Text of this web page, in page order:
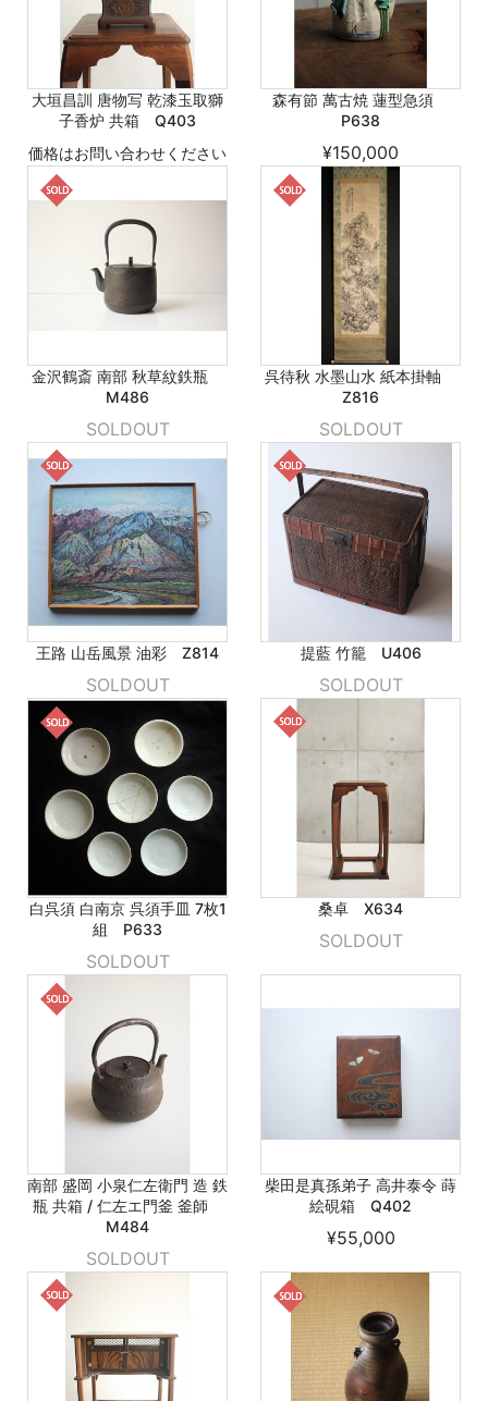
大垣昌訓 唐物写 乾漆玉取獅
子香炉 共箱 Q403
価格はお問い合わせください
森有節 萬古焼 蓮型急須
P638
¥150,000
金沢鶴斎 南部 秋草紋鉄瓶
M486
SOLDOUT
呉待秋 水墨山水 紙本掛軸
Z816
SOLDOUT
王路 山岳風景 油彩 Z814
SOLDOUT
提藍 竹籠 U406
SOLDOUT
白呉須 白南京 呉須手皿 7枚1
組 P633
SOLDOUT
桑卓 X634
SOLDOUT
南部 盛岡 小泉仁左衛門 造 鉄
瓶 共箱 / 仁左エ門釜 釜師
M484
SOLDOUT
柴田是真孫弟子 高井泰令 蒔
絵硯箱 Q402
¥55,000